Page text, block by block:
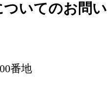
いてのお問い
番地